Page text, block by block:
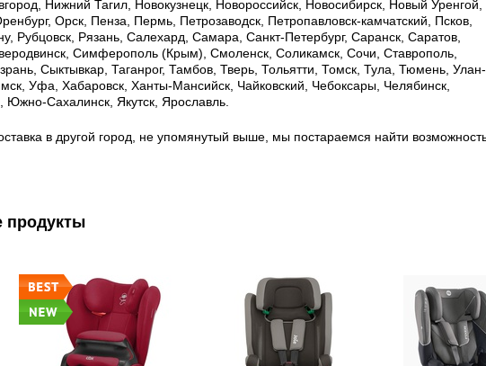
Нижний Тагил, Новокузнецк, Новороссийск, Новосибирск, Новый Уренгой,
Орск, Пенза, Пермь, Петрозаводск, Петропавловск-камчатский, Псков,
Рубцовск, Рязань, Салехард, Самара, Санкт-Петербург, Саранск, Саратов,
Симферополь (Крым), Смоленск, Соликамск, Сочи, Ставрополь,
Сыктывкар, Таганрог, Тамбов, Тверь, Тольятти, Томск, Тула, Тюмень, Улан-
Уфа, Хабаровск, Ханты-Мансийск, Чайковский, Чебоксары, Челябинск,
Сахалинск, Якутск, Ярославль.
в другой город, не упомянутый выше, мы постараемся найти
продукты